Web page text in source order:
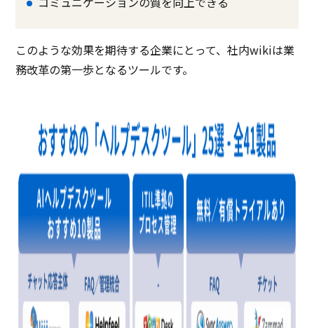
このような効果を期待する企業にとって、社内wikiは業
務改革の第一歩となるツールです。